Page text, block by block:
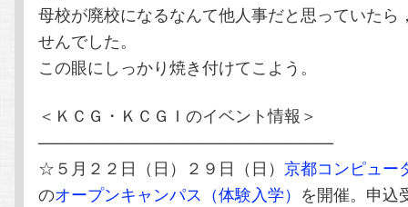
母校が廃校になるなんて他人事だと思っていたら
せんでした。
この眼にしっかり焼き付けてこよう。
＜ＫＣＧ・ＫＣＧＩのイベント情報＞
——————————————————
☆５月２２日（日）２９日（日）京都コンピュー
のオープンキャンパス（体験入学） を開催。申込